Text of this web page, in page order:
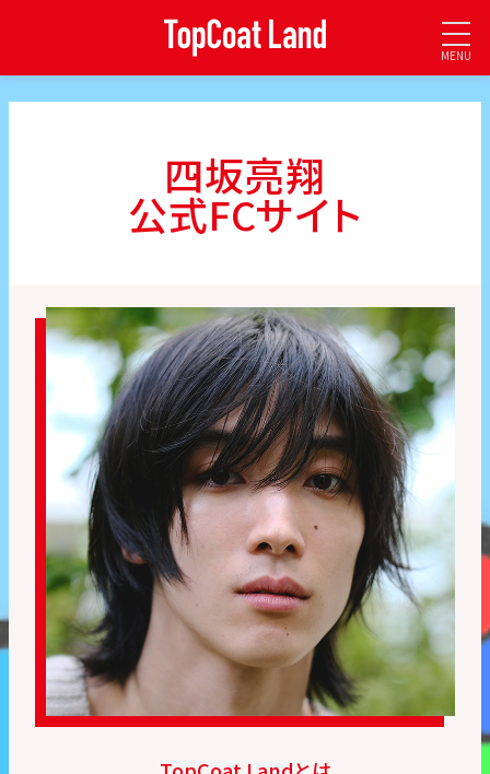
MENU
四坂亮翔
公式FCサイト